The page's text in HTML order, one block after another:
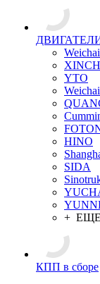
YTO
HINO
SIDA
+
КПП в сборе